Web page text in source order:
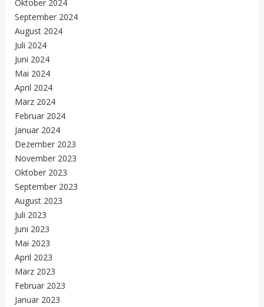
Oktober 2024
September 2024
August 2024
Juli 2024
Juni 2024
Mai 2024
April 2024
März 2024
Februar 2024
Januar 2024
Dezember 2023
November 2023
Oktober 2023
September 2023
August 2023
Juli 2023
Juni 2023
Mai 2023
April 2023
März 2023
Februar 2023
Januar 2023